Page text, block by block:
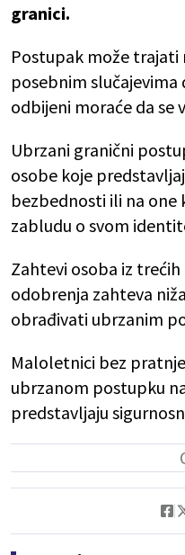
granici.
Postupak može trajati
posebnim slučajevima
odbijeni moraće da se
Ubrzani granični
osobe koje
bezbednosti ili na one
zabludu o svom
Zahtevi osoba iz
odobrenja zahteva
obrađivati ubrzanim
Maloletnici bez
ubrzanom postupku
predstavljaju